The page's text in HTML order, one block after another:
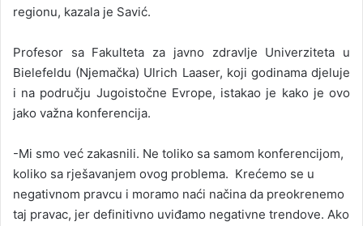
regionu, kazala je Savić.
Profesor sa Fakulteta za javno zdravlje Univerziteta u
Bielefeldu (Njemačka) Ulrich Laaser, koji godinama djeluje
i na području Jugoistočne Evrope, istakao je kako je ovo
jako važna konferencija.
-Mi smo već zakasnili. Ne toliko sa samom konferencijom,
koliko sa rješavanjem ovog problema. Krećemo se u
negativnom pravcu i moramo naći načina da preokrenemo
taj pravac, jer definitivno uviđamo negativne trendove. Ako